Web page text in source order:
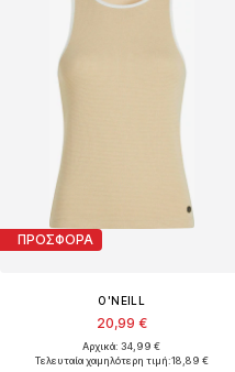
ΠΡΟΣΦΟΡΑ
O'NEILL
20,99 €
Αρχικά: 34,99 €
Τελευταία χαμηλότερη τιμή:18,89 €